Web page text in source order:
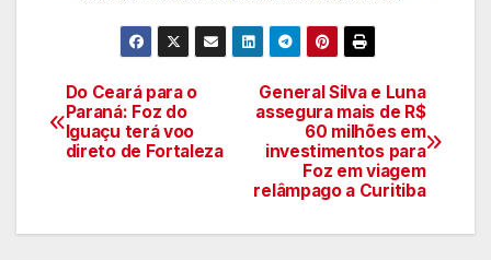
Navegação
de
General Silva e Luna
assegura mais de R$
60 milhões em
investimentos para
Foz em viagem
relâmpago a Curitiba
Do Ceará para o
Paraná: Foz do
Iguaçu terá voo
direto de Fortaleza